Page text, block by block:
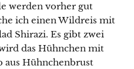
werden vorher gut
ich einen Wildreis mit
Shirazi. Es gibt zwei
das Hühnchen mit
aus Hühnchenbrust